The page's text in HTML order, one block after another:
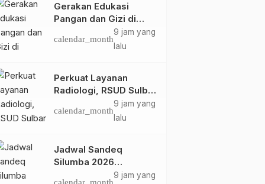
TMII
Gerakan Edukasi
Pangan dan Gizi di
Mamasa: Tingkatkan
Pengetahuan dan
calendar_month
9 jam yang
lalu
Perkuat Layanan
Radiologi, RSUD Sulbar
Sambut Kembali dr. Iis
Imelda, Sp.Rad
calendar_month
9 jam yang
lalu
Jadwal Sandeq
Silumba 2026
9 jam yang